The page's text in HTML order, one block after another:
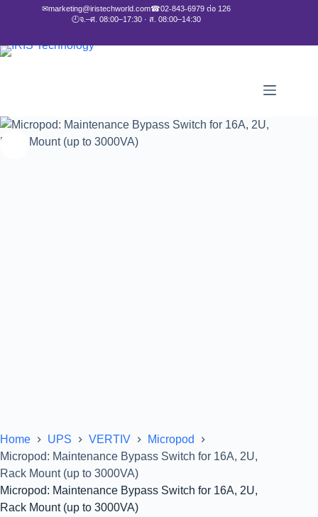
✉marketing@iristechworld.com☎02-843-6979 ต่อ 126
🕘จ.–ศ. 08:00–17:30 · ส. 08:00–14:30
Home UPS VERTIV
Micropod
Micropod: Maintenance Bypass Switch for 16A, 2U,
Rack Mount (up to 3000VA)
Micropod: Maintenance Bypass Switch for 16A, 2U,
Rack Mount (up to 3000VA)